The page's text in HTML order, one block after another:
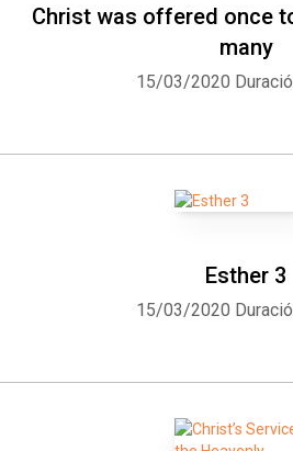
Christ was offered once
many
15/03/2020
Esther 3
15/03/2020